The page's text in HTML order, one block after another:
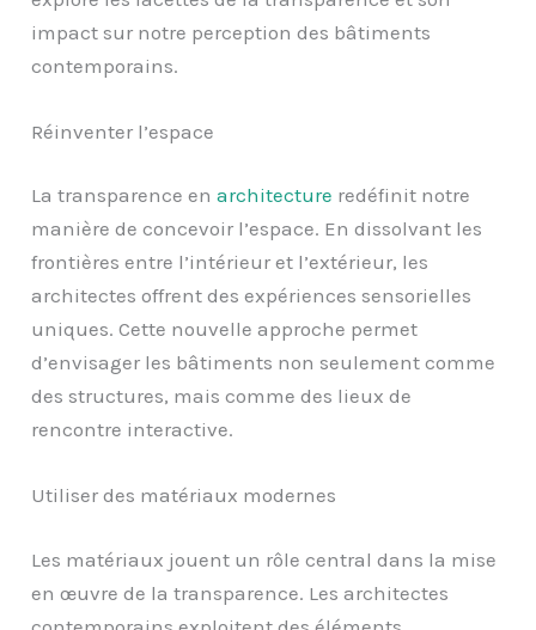
impact sur notre perception des bâtiments
contemporains.
Réinventer l’espace
La transparence enarchitecture redéfinit notre
manière de concevoir l’espace. En dissolvant les
frontières entre l’intérieur et l’extérieur, les
architectes offrent des expériences sensorielles
uniques. Cette nouvelle approche permet
d’envisager les bâtiments non seulement comme
des structures, mais comme des lieux de
rencontre interactive.
Utiliser des matériaux modernes
Les matériaux jouent un rôle central dans la mise
en œuvre de la transparence. Les architectes